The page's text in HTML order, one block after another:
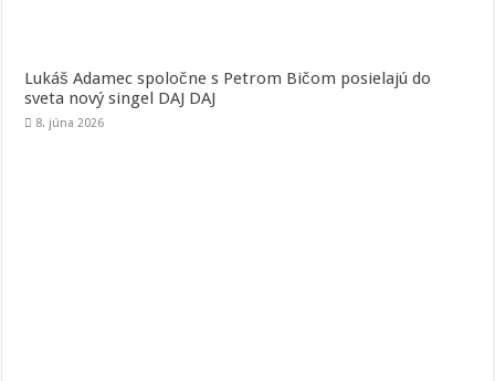
Lukáš Adamec spoločne s Petrom Bičom posielajú do
sveta nový singel DAJ DAJ
8. júna 2026